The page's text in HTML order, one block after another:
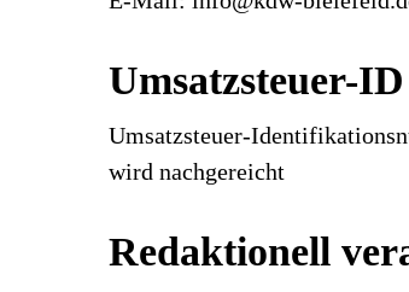
Umsatzsteuer-ID
Umsatzsteuer-
wird nachgereicht
Redaktionell